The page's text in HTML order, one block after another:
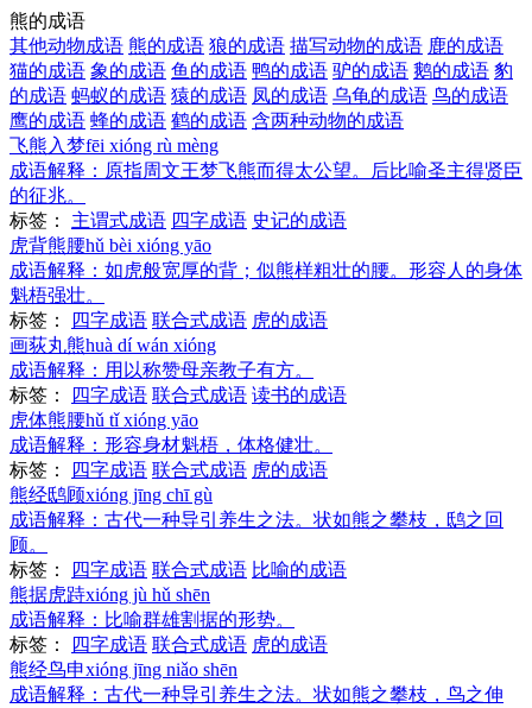
熊的成语
其他动物成语 熊的成语 狼的成语 描写动物的成语 鹿的成语
猫的成语 象的成语 鱼的成语 鸭的成语 驴的成语 鹅的成语 豹
的成语 蚂蚁的成语 猿的成语 凤的成语 乌龟的成语 鸟的成语
鹰的成语 蜂的成语 鹤的成语 含两种动物的成语
飞熊入梦fēi xióng rù mèng
成语解释： 原指周文王梦飞熊而得太公望。后比喻圣主得贤臣
的征兆。
标签： 主谓式成语 四字成语 史记的成语
虎背熊腰hǔ bèi xióng yāo
成语解释： 如虎般宽厚的背；似熊样粗壮的腰。形容人的身体
魁梧强壮。
标签：
四字成语 联合式成语 虎的成语
画荻丸熊huà dí wán xióng
成语解释： 用以称赞母亲教子有方。
标签：
四字成语 联合式成语 读书的成语
虎体熊腰hǔ tǐ xióng yāo
成语解释： 形容身材魁梧，体格健壮。
标签：
四字成语 联合式成语 虎的成语
熊经鸱顾xióng jīng chī gù
成语解释： 古代一种导引养生之法。状如熊之攀枝，鸱之回
顾。
标签：
四字成语 联合式成语 比喻的成语
熊据虎跱xióng jù hǔ shēn
成语解释： 比喻群雄割据的形势。
标签：
四字成语 联合式成语 虎的成语
熊经鸟申xióng jīng niǎo shēn
成语解释： 古代一种导引养生之法。状如熊之攀枝，鸟之伸